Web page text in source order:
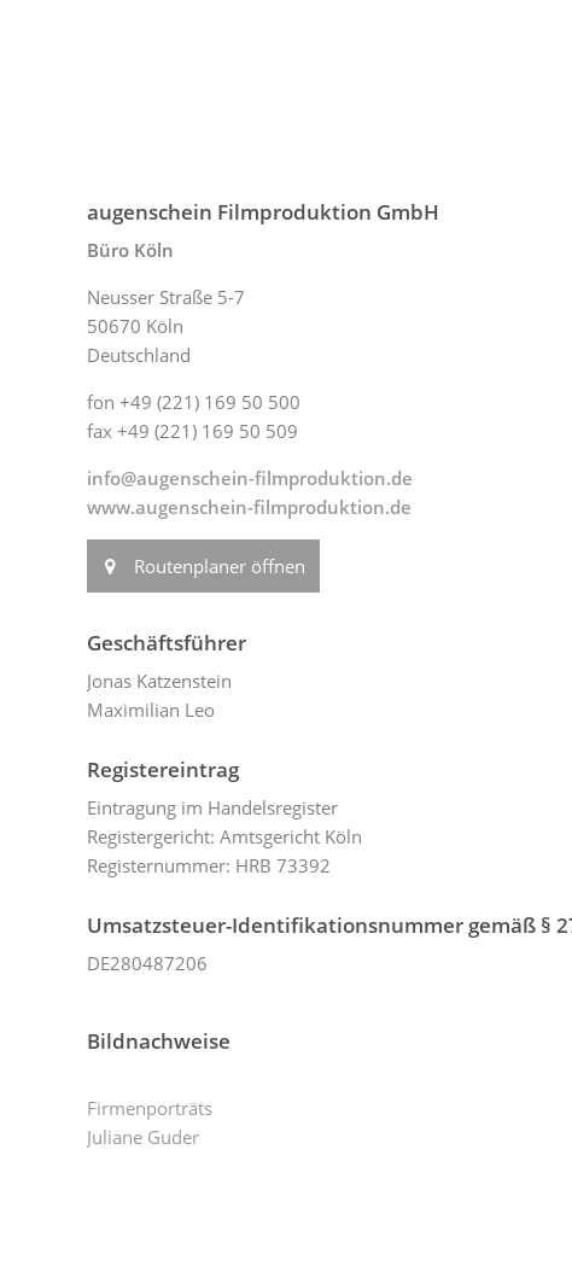
augenschein Filmproduktion GmbH
Büro Köln
Neusser Straße 5-7
50670 Köln
Deutschland
fon +49 (221) 169 50 500
fax +49 (221) 169 50 509
info@augenschein-filmproduktion.de
www.augenschein-filmproduktion.de
Routenplaner öffnen
Geschäftsführer
Jonas Katzenstein
Maximilian Leo
Registereintrag
Eintragung im Handelsregister
Registergericht: Amtsgericht Köln
Registernummer: HRB 73392
Umsatzsteuer-Identifikationsnummer gemäß §
DE280487206
Bildnachweise
Firmenporträts
Juliane Guder